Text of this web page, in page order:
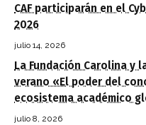
CAF participarán en el
2026
julio 14, 2026
La Fundación Carolina y
verano «El poder del
ecosistema académico
julio 8, 2026